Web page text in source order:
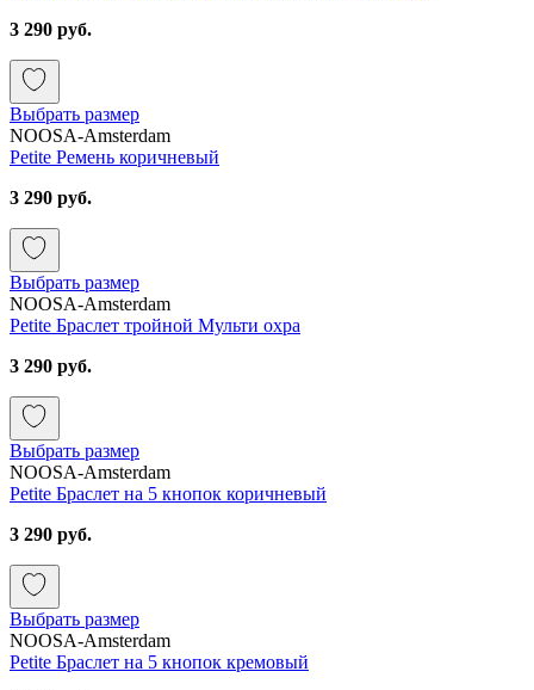
3 290 руб.
Выбрать размер
NOOSA-Amsterdam
Petite Ремень коричневый
3 290 руб.
Выбрать размер
NOOSA-Amsterdam
Petite Браслет тройной Мульти охра
3 290 руб.
Выбрать размер
NOOSA-Amsterdam
Petite Браслет на 5 кнопок коричневый
3 290 руб.
Выбрать размер
NOOSA-Amsterdam
Petite Браслет на 5 кнопок кремовый